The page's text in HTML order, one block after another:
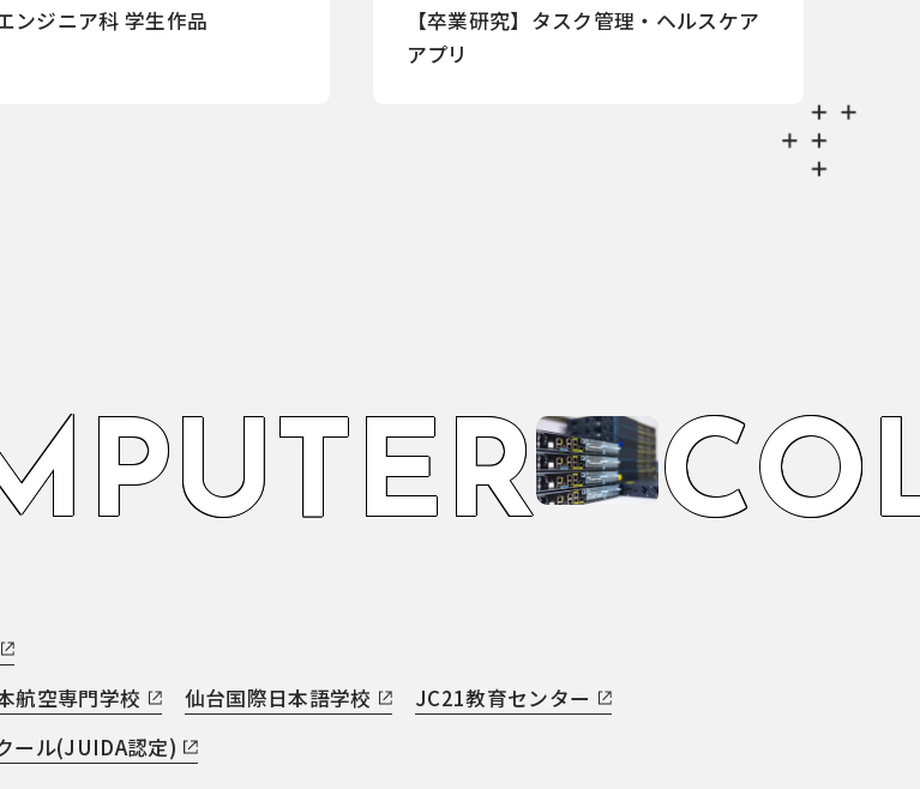
ンジニア科 学生作品
【卒業研究】タスク管理・ヘルスケア
アプリ
PUTER CO
航空専門学校 仙台国際日本語学校 JC21教育センター
ール(JUIDA認定)